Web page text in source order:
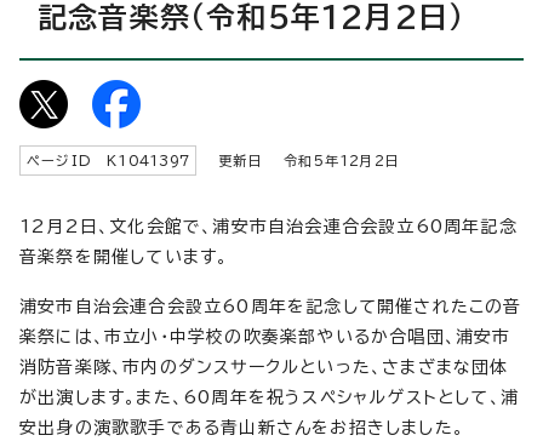
記念音楽祭（令和5年12月2日）
ページID K 1041397 更新日 令和5年12 月2日
12月2日、文化会館で、浦安市自治会連合会設立60周年記念
音楽祭を開催しています。
浦安市自治会連合会設立60周年を記念して開催されたこの音
楽祭には、市立小・中学校の吹奏楽部やいるか合唱団、浦安市
消防音楽隊、市内のダンスサークルといった、さまざまな団体
が出演します。また、60周年を祝うスペシャルゲストとして、浦
安出身の演歌歌手である青山新さんをお招きしました。